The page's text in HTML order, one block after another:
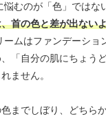
むのが「色」ではな
首の色と差が出ない
ームはファンデーショ
「自分の肌にちょう
ません。
までしぼり、どちら